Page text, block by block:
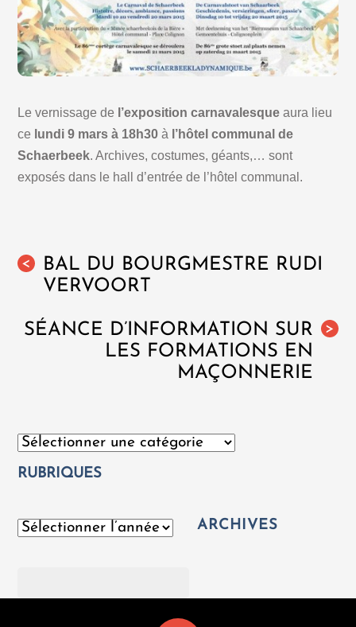
Le vernissage de l’exposition carnavalesque aura lieu
ce lundi 9 mars à 18h30 à l’hôtel communal de
Schaerbeek. Archives, costumes, géants,… sont
exposés dans le hall d’entrée de l’hôtel communal.
<
BAL DU BOURGMESTRE RUDI
VERVOORT
>
SÉANCE D’INFORMATION SUR
LES FORMATIONS EN
MAÇONNERIE
Catégories
RUBRIQUES
Archives ARCHIVES